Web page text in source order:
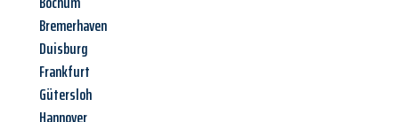
Bremerhaven
Duisburg
Frankfurt
Gütersloh